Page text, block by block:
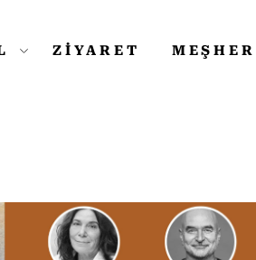
ZİYARET MEŞHER